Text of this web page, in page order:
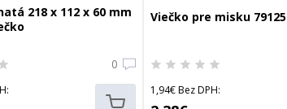
218 x 112 x 60 mm
0
Viečko pre misku 79125
1,94€ Bez DPH: